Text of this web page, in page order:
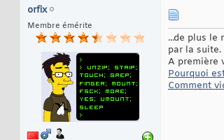
49
50
51
52
orfix
Membre émérite
...de plus
par la suite.
A première
Pourquoi
Comment